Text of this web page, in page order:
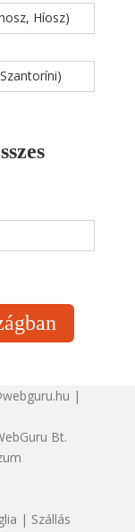
Híosz)
|
Bt.
| Szállás